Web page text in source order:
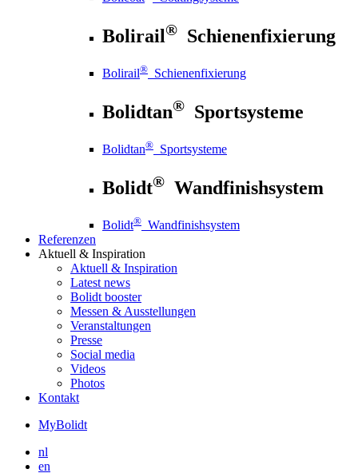
Bolirail® Schienenfixierung
Bolirail® Schienenfixierung
Bolidtan® Sportsysteme
Bolidtan® Sportsysteme
Bolidt® Wandfinishsystem
Bolidt® Wandfinishsystem
Referenzen
Aktuell & Inspiration
Aktuell & Inspiration
Latest news
Bolidt booster
Messen & Ausstellungen
Veranstaltungen
Presse
Social media
Videos
Photos
Kontakt
MyBolidt
nl
en